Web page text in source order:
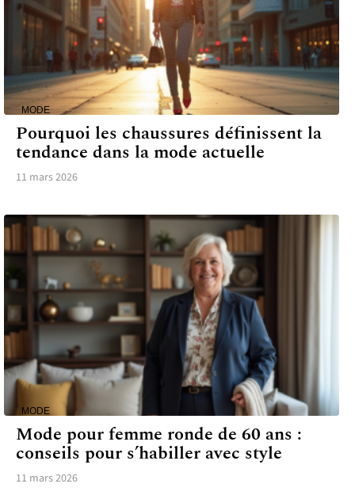
MODE
Pourquoi les chaussures définissent la
tendance dans la mode actuelle
11 mars 2026
MODE
Mode pour femme ronde de 60 ans :
conseils pour s’habiller avec style
11 mars 2026